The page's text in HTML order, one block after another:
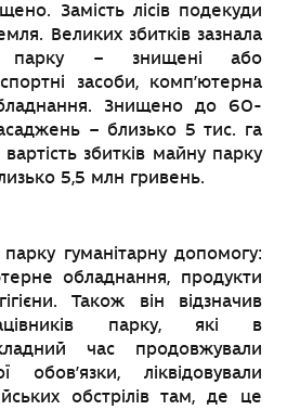
Замість лісів подекуди
Великих збитків зазнала
парку – знищені або
засоби, комп’ютерна
Знищено до 60-
– близько 5 тис. га
вартість збитків майну парку
5,5 млн гривень.
гуманітарну допомогу:
обладнання, продукти
Також він відзначив
парку, які в
час продовжували
обов’язки, ліквідовували
обстрілів там, де це